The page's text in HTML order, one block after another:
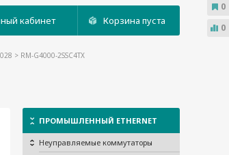
кабинет Корзина пуста
> RM-G4000-2SSC4TX
ПРОМЫШЛЕННЫЙ ETHERNET
Неуправляемые коммутаторы
0
0